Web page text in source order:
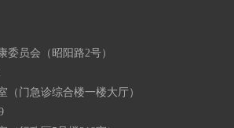
委员会（昭阳路2号）
（门急诊综合楼一楼大厅）